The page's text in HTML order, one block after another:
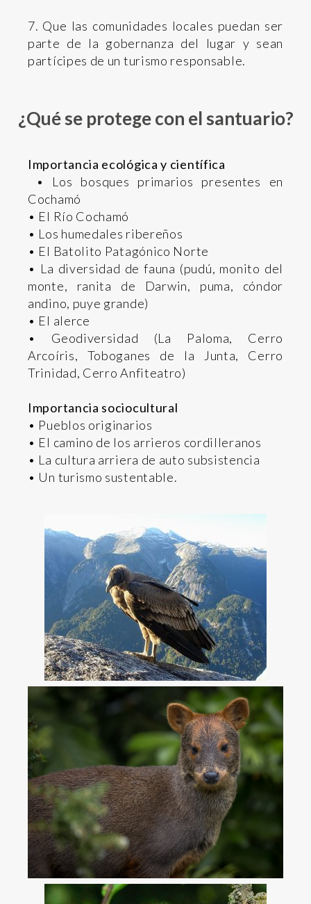
7. Que las comunidades locales puedan ser
parte de la gobernanza del lugar y sean
partícipes de un turismo responsable.
¿Qué se protege con el santuario?
Importancia ecológica y científica
• Los bosques primarios presentes en
Cochamó
• El Río Cochamó
• Los humedales ribereños
• El Batolito Patagónico Norte
• La diversidad de fauna (pudú, monito del
monte, ranita de Darwin, puma, cóndor
andino, puye grande)
• El alerce
• Geodiversidad (La Paloma, Cerro
Arcoíris, Toboganes de la Junta, Cerro
Trinidad, Cerro Anfiteatro)
Importancia sociocultural
• Pueblos originarios
• El camino de los arrieros cordilleranos
• La cultura arriera de auto subsistencia
• Un turismo sustentable.